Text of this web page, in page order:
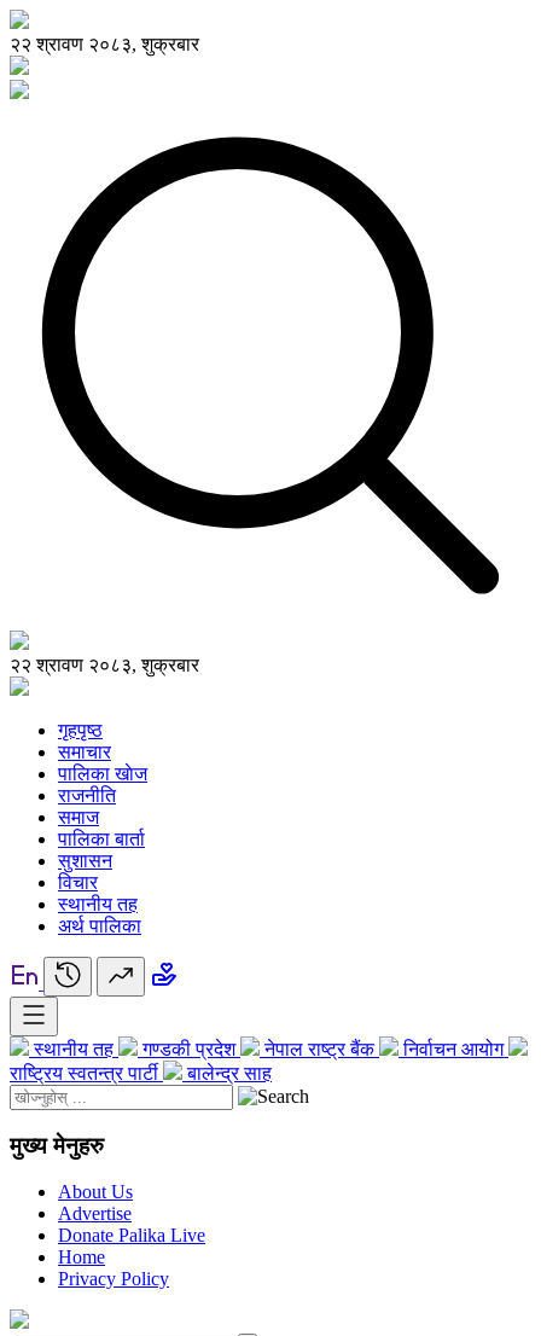
२२ श्रावण २०८३, शुक्रबार
२२ श्रावण २०८३, शुक्रबार
गृहपृष्ठ
समाचार
पालिका खाेज
राजनीति
समाज
पालिका बार्ता
सुशासन
विचार
स्थानीय तह
अर्थ पालिका
स्थानीय तह गण्डकी प्रदेश नेपाल राष्ट्र बैंक
निर्वाचन आयोग
राष्ट्रिय स्वतन्त्र पार्टी
बालेन्द्र साह
मुख्य मेनुहरु
About Us
Advertise
Donate Palika Live
Home
Privacy Policy